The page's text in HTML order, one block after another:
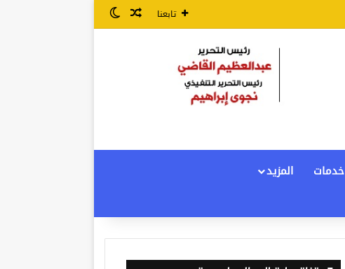
تابعنا مقال عشوائي
الوضع المظلم
خدمات
المزيد